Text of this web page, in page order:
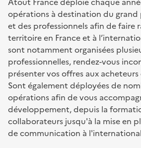
opérations à destination du grand
et des professionnels afin de faire
territoire en France et à
sont notamment organisées
professionnelles, rendez-vous
présenter vos offres aux
Sont également déployées de
opérations afin de vous
développement, depuis la
collaborateurs jusqu'à la mise en
de communication à